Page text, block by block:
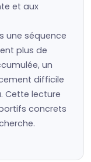
et aux
une séquence
plus de
un
difficile
Cette lecture
concrets